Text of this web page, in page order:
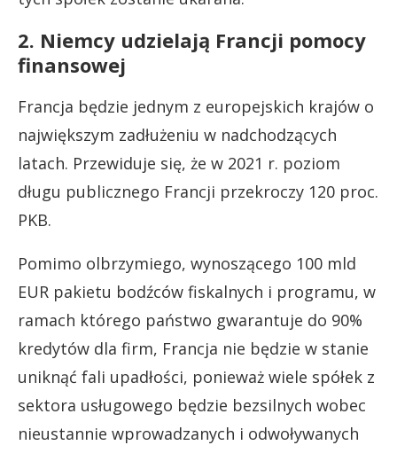
2. Niemcy udzielają Francji pomocy
finansowej
Francja będzie jednym z europejskich krajów o
największym zadłużeniu w nadchodzących
latach. Przewiduje się, że w 2021 r. poziom
długu publicznego Francji przekroczy 120 proc.
PKB.
Pomimo olbrzymiego, wynoszącego 100 mld
EUR pakietu bodźców fiskalnych i programu, w
ramach którego państwo gwarantuje do 90%
kredytów dla firm, Francja nie będzie w stanie
uniknąć fali upadłości, ponieważ wiele spółek z
sektora usługowego będzie bezsilnych wobec
nieustannie wprowadzanych i odwoływanych